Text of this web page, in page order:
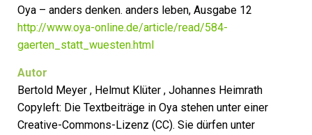
Oya – anders denken. anders leben, Ausgabe 12
http://www.oya-online.de/article/read/584-
gaerten_statt_wuesten.html
Autor
Bertold Meyer , Helmut Klüter , Johannes Heimrath
Copyleft: Die Textbeiträge in Oya stehen unter einer
Creative-Commons-Lizenz (CC). Sie dürfen unter